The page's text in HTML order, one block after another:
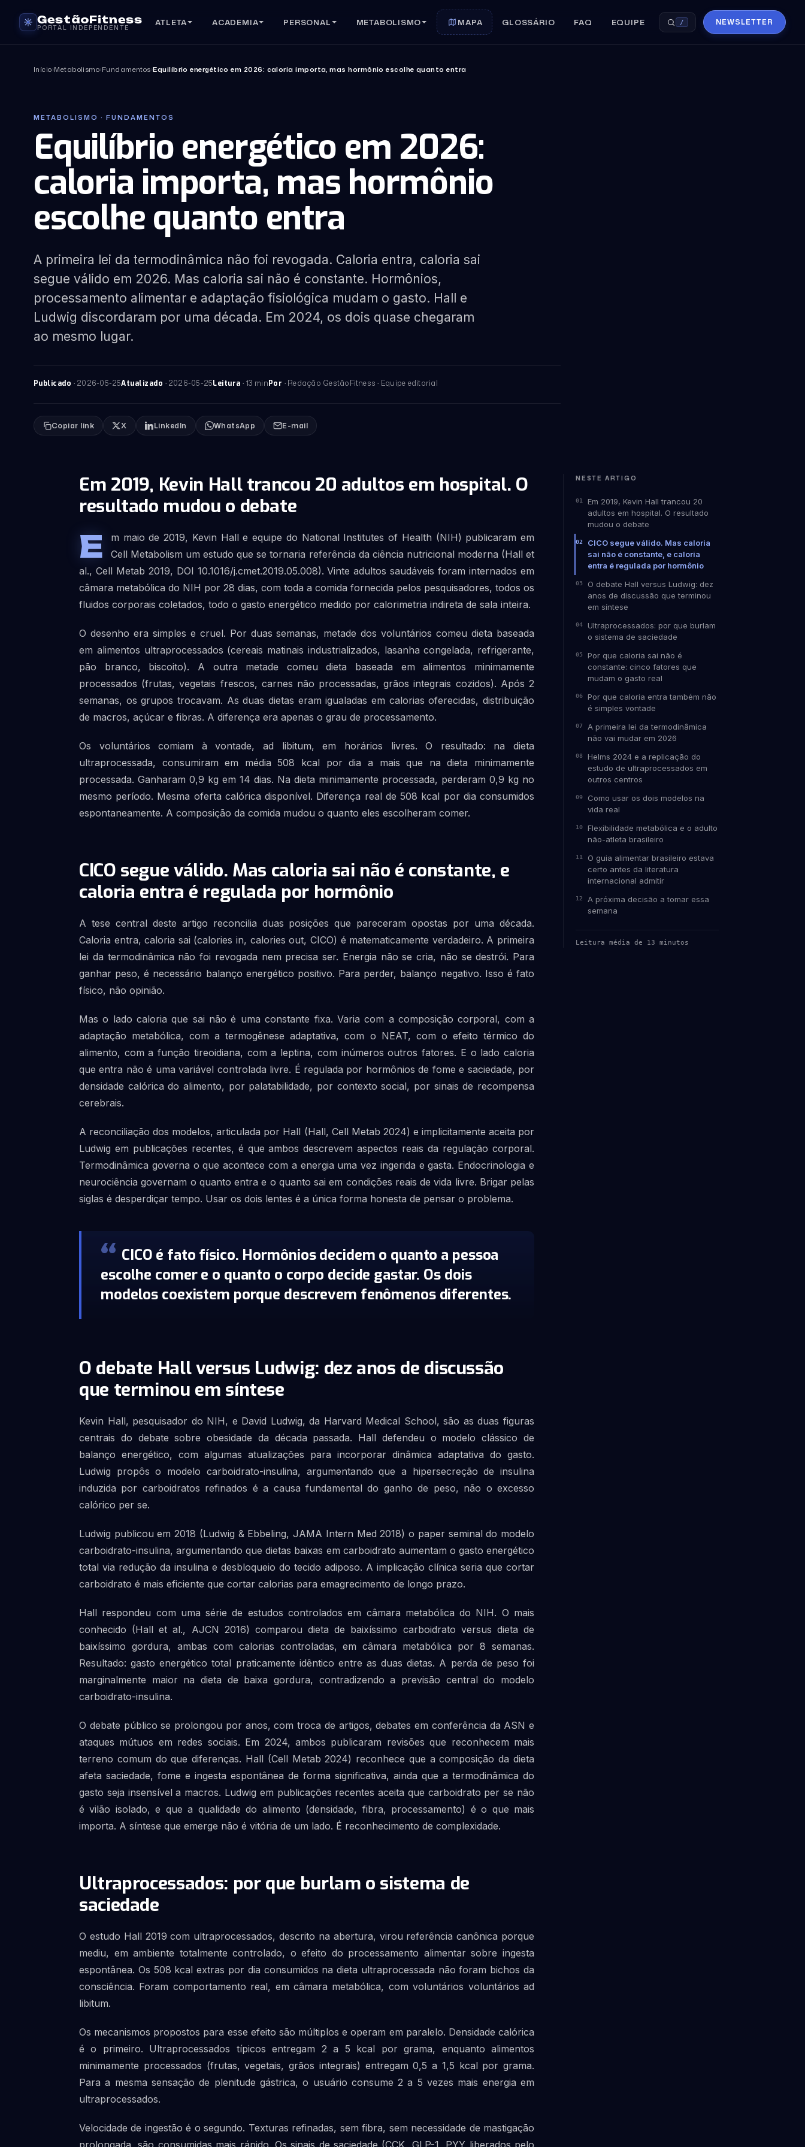
GestãoFitness
PORTAL INDEPENDENTE ATLETA ACADEMIA PERSONAL METABOLISMO MAPA GLOSSÁRIO FAQ EQUIPE / NEWSLETTER
Início›Metabolismo›Fundamentos›Equilíbrio energético em 2026: caloria importa, mas hormônio escolhe quanto entra
METABOLISMO · FUNDAMENTOS
Equilíbrio energético em 2026:
caloria importa, mas hormônio
escolhe quanto entra
A primeira lei da termodinâmica não foi revogada. Caloria entra, caloria sai
segue válido em 2026. Mas caloria sai não é constante. Hormônios,
processamento alimentar e adaptação fisiológica mudam o gasto. Hall e
Ludwig discordaram por uma década. Em 2024, os dois quase chegaram
ao mesmo lugar.
Publicado · 2026-05-25Atualizado · 2026-05-25Leitura · 13 minPor · Redação GestãoFitness · Equipe editorial
Copiar link X LinkedIn WhatsApp E-mail
Em 2019, Kevin Hall trancou 20 adultos em hospital. O
resultado mudou o debate
E
m maio de 2019, Kevin Hall e equipe do National Institutes of Health (NIH) publicaram em
Cell Metabolism um estudo que se tornaria referência da ciência nutricional moderna (Hall et
al., Cell Metab 2019, DOI 10.1016/j.cmet.2019.05.008). Vinte adultos saudáveis foram internados em
câmara metabólica do NIH por 28 dias, com toda a comida fornecida pelos pesquisadores, todos os
fluidos corporais coletados, todo o gasto energético medido por calorimetria indireta de sala inteira.
O desenho era simples e cruel. Por duas semanas, metade dos voluntários comeu dieta baseada
em alimentos ultraprocessados (cereais matinais industrializados, lasanha congelada, refrigerante,
pão branco, biscoito). A outra metade comeu dieta baseada em alimentos minimamente
processados (frutas, vegetais frescos, carnes não processadas, grãos integrais cozidos). Após 2
semanas, os grupos trocavam. As duas dietas eram igualadas em calorias oferecidas, distribuição
de macros, açúcar e fibras. A diferença era apenas o grau de processamento.
Os voluntários comiam à vontade, ad libitum, em horários livres. O resultado: na dieta
ultraprocessada, consumiram em média 508 kcal por dia a mais que na dieta minimamente
processada. Ganharam 0,9 kg em 14 dias. Na dieta minimamente processada, perderam 0,9 kg no
mesmo período. Mesma oferta calórica disponível. Diferença real de 508 kcal por dia consumidos
espontaneamente. A composição da comida mudou o quanto eles escolheram comer.
CICO segue válido. Mas caloria sai não é constante, e
caloria entra é regulada por hormônio
A tese central deste artigo reconcilia duas posições que pareceram opostas por uma década.
Caloria entra, caloria sai (calories in, calories out, CICO) é matematicamente verdadeiro. A primeira
lei da termodinâmica não foi revogada nem precisa ser. Energia não se cria, não se destrói. Para
ganhar peso, é necessário balanço energético positivo. Para perder, balanço negativo. Isso é fato
físico, não opinião.
Mas o lado caloria que sai não é uma constante fixa. Varia com a composição corporal, com a
adaptação metabólica, com a termogênese adaptativa, com o NEAT, com o efeito térmico do
alimento, com a função tireoidiana, com a leptina, com inúmeros outros fatores. E o lado caloria
que entra não é uma variável controlada livre. É regulada por hormônios de fome e saciedade, por
densidade calórica do alimento, por palatabilidade, por contexto social, por sinais de recompensa
cerebrais.
A reconciliação dos modelos, articulada por Hall (Hall, Cell Metab 2024) e implicitamente aceita por
Ludwig em publicações recentes, é que ambos descrevem aspectos reais da regulação corporal.
Termodinâmica governa o que acontece com a energia uma vez ingerida e gasta. Endocrinologia e
neurociência governam o quanto entra e o quanto sai em condições reais de vida livre. Brigar pelas
siglas é desperdiçar tempo. Usar os dois lentes é a única forma honesta de pensar o problema.
CICO é fato físico. Hormônios decidem o quanto a pessoa
escolhe comer e o quanto o corpo decide gastar. Os dois
modelos coexistem porque descrevem fenômenos diferentes.
O debate Hall versus Ludwig: dez anos de discussão
que terminou em síntese
Kevin Hall, pesquisador do NIH, e David Ludwig, da Harvard Medical School, são as duas figuras
centrais do debate sobre obesidade da década passada. Hall defendeu o modelo clássico de
balanço energético, com algumas atualizações para incorporar dinâmica adaptativa do gasto.
Ludwig propôs o modelo carboidrato-insulina, argumentando que a hipersecreção de insulina
induzida por carboidratos refinados é a causa fundamental do ganho de peso, não o excesso
calórico per se.
Ludwig publicou em 2018 (Ludwig & Ebbeling, JAMA Intern Med 2018) o paper seminal do modelo
carboidrato-insulina, argumentando que dietas baixas em carboidrato aumentam o gasto energético
total via redução da insulina e desbloqueio do tecido adiposo. A implicação clínica seria que cortar
carboidrato é mais eficiente que cortar calorias para emagrecimento de longo prazo.
Hall respondeu com uma série de estudos controlados em câmara metabólica do NIH. O mais
conhecido (Hall et al., AJCN 2016) comparou dieta de baixíssimo carboidrato versus dieta de
baixíssimo gordura, ambas com calorias controladas, em câmara metabólica por 8 semanas.
Resultado: gasto energético total praticamente idêntico entre as duas dietas. A perda de peso foi
marginalmente maior na dieta de baixa gordura, contradizendo a previsão central do modelo
carboidrato-insulina.
O debate público se prolongou por anos, com troca de artigos, debates em conferência da ASN e
ataques mútuos em redes sociais. Em 2024, ambos publicaram revisões que reconhecem mais
terreno comum do que diferenças. Hall (Cell Metab 2024) reconhece que a composição da dieta
afeta saciedade, fome e ingesta espontânea de forma significativa, ainda que a termodinâmica do
gasto seja insensível a macros. Ludwig em publicações recentes aceita que carboidrato per se não
é vilão isolado, e que a qualidade do alimento (densidade, fibra, processamento) é o que mais
importa. A síntese que emerge não é vitória de um lado. É reconhecimento de complexidade.
Ultraprocessados: por que burlam o sistema de
saciedade
O estudo Hall 2019 com ultraprocessados, descrito na abertura, virou referência canônica porque
mediu, em ambiente totalmente controlado, o efeito do processamento alimentar sobre ingesta
espontânea. Os 508 kcal extras por dia consumidos na dieta ultraprocessada não foram bichos da
consciência. Foram comportamento real, em câmara metabólica, com voluntários voluntários ad
libitum.
Os mecanismos propostos para esse efeito são múltiplos e operam em paralelo. Densidade calórica
é o primeiro. Ultraprocessados típicos entregam 2 a 5 kcal por grama, enquanto alimentos
minimamente processados (frutas, vegetais, grãos integrais) entregam 0,5 a 1,5 kcal por grama.
Para a mesma sensação de plenitude gástrica, o usuário consume 2 a 5 vezes mais energia em
ultraprocessados.
Velocidade de ingestão é o segundo. Texturas refinadas, sem fibra, sem necessidade de mastigação
prolongada, são consumidas mais rápido. Os sinais de saciedade (CCK, GLP-1, PYY liberados pelo
NESTE ARTIGO
Em 2019, Kevin Hall trancou 20
adultos em hospital. O resultado
mudou o debate
CICO segue válido. Mas caloria
sai não é constante, e caloria
entra é regulada por hormônio
O debate Hall versus Ludwig: dez
anos de discussão que terminou
em síntese
Ultraprocessados: por que burlam
o sistema de saciedade
Por que caloria sai não é
constante: cinco fatores que
mudam o gasto real
Por que caloria entra também não
é simples vontade
A primeira lei da termodinâmica
não vai mudar em 2026
Helms 2024 e a replicação do
estudo de ultraprocessados em
outros centros
Como usar os dois modelos na
vida real
Flexibilidade metabólica e o adulto
não-atleta brasileiro
O guia alimentar brasileiro estava
certo antes da literatura
internacional admitir
A próxima decisão a tomar essa
semana
Leitura média de 13 minutos